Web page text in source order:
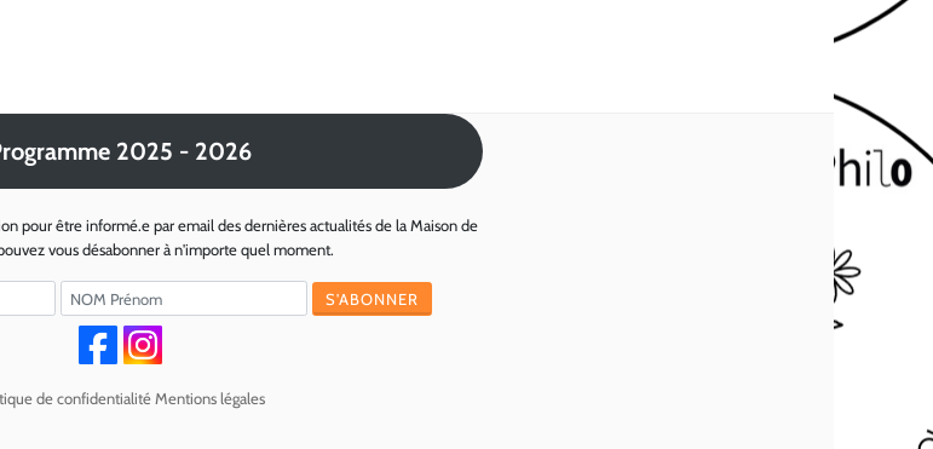
2025 - 2026
pour être informé.e par email des dernières actualités de la Maison de
vous désabonner à n'importe quel moment.
de confidentialitéMentions légales